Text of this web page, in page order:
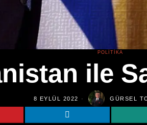
POLITIKA
ile
8 EYLÜL 2022 GÜRSEL